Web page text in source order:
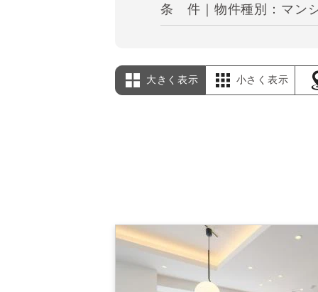
条 件｜物件種別：マン
大きく表示 小さく表示